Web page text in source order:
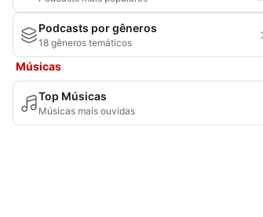
Podcasts por gêneros
18 gêneros temáticos
Músicas
Top Músicas
Músicas mais ouvidas